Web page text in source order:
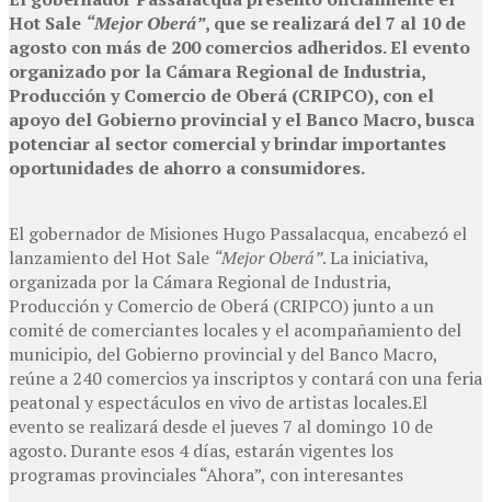
Hot Sale “Mejor Oberá”, que se realizará del 7 al 10 de
agosto con más de 200 comercios adheridos. El evento
organizado por la Cámara Regional de Industria,
Producción y Comercio de Oberá (CRIPCO), con el
apoyo del Gobierno provincial y el Banco Macro, busca
potenciar al sector comercial y brindar importantes
oportunidades de ahorro a consumidores.
El gobernador de Misiones Hugo Passalacqua, encabezó el
lanzamiento del Hot Sale “Mejor Oberá”. La iniciativa,
organizada por la Cámara Regional de Industria,
Producción y Comercio de Oberá (CRIPCO) junto a un
comité de comerciantes locales y el acompañamiento del
municipio, del Gobierno provincial y del Banco Macro,
reúne a 240 comercios ya inscriptos y contará con una feria
peatonal y espectáculos en vivo de artistas locales.El
evento se realizará desde el jueves 7 al domingo 10 de
agosto. Durante esos 4 días, estarán vigentes los
programas provinciales “Ahora”, con interesantes